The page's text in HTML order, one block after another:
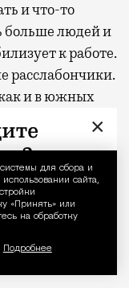
для сбора и
сайта,
«Принять» или
на обработку
Подробнее
и что-то
больше людей и
к работе.
расслабончики.
как и в южных
чуть
москвичи
Хотя я и
выбирали все-
×